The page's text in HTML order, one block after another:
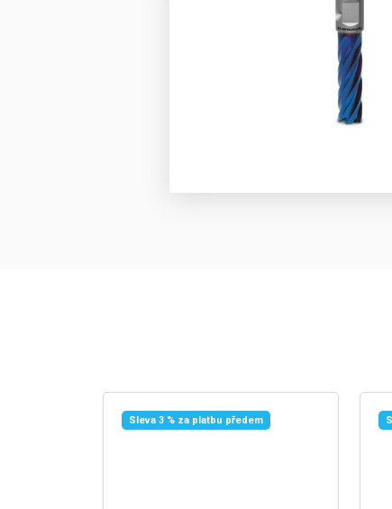
Sleva 3 % za platbu předem